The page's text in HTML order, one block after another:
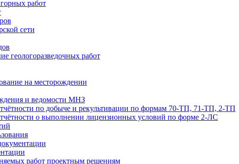
работ
сети
геологоразведочных работ
на месторождении
и ведомости МНЗ
по добыче и рекультивации по формам 70-ТП, 71-ТП, 2-ТП
о выполнении лицензионных условий по форме 2-ЛС
работ проектным решениям